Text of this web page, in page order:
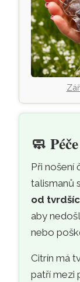
🧼
Při nošení
talismanů
od
aby
nebo
Citrín má
patří mezi